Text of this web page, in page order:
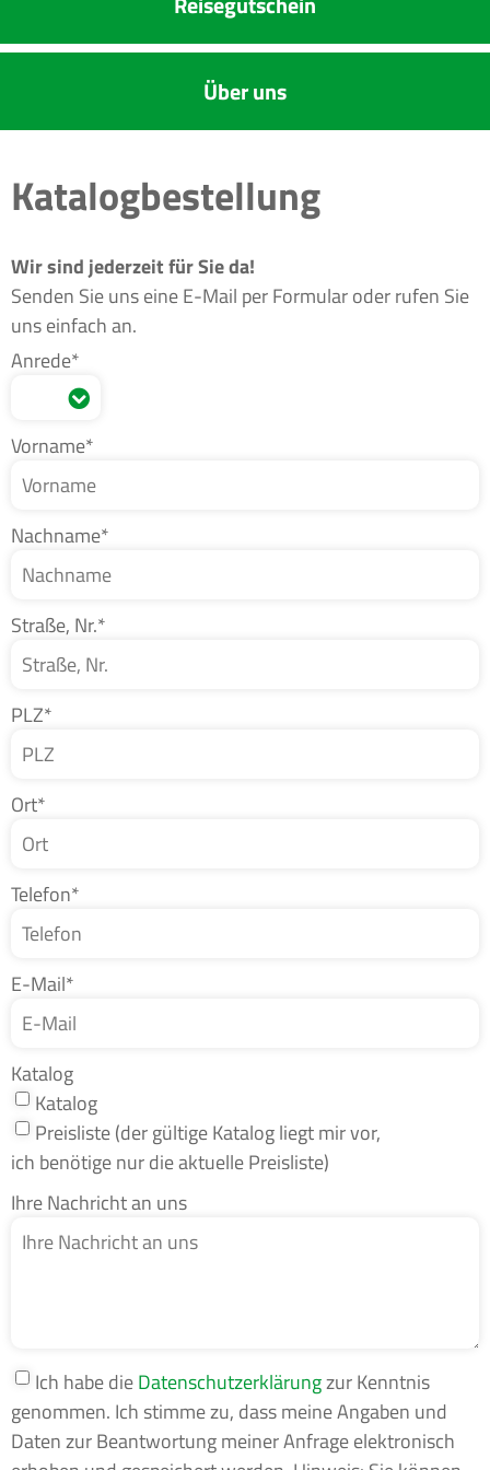
Über uns
Katalogbestellung
Wir sind jederzeit für Sie da!
Senden Sie uns eine E-Mail per Formular oder rufen Sie
uns einfach an.
Anrede*
Vorname*
Nachname*
Straße, Nr.*
PLZ*
Ort*
Telefon*
E-Mail*
Katalog
Katalog
Preisliste (der gültige Katalog liegt mir vor,
ich benötige nur die aktuelle Preisliste)
Ihre Nachricht an uns
Ich habe dieDatenschutzerklärungzur Kenntnis
genommen. Ich stimme zu, dass meine Angaben und
Daten zur Beantwortung meiner Anfrage elektronisch